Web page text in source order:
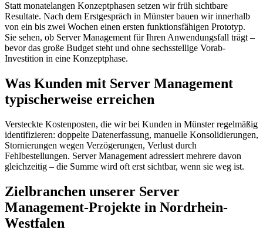
Statt monatelangen Konzeptphasen setzen wir früh sichtbare
Resultate. Nach dem Erstgespräch in Münster bauen wir innerhalb
von ein bis zwei Wochen einen ersten funktionsfähigen Prototyp.
Sie sehen, ob Server Management für Ihren Anwendungsfall trägt –
bevor das große Budget steht und ohne sechsstellige Vorab-
Investition in eine Konzeptphase.
Was Kunden mit Server Management
typischerweise erreichen
Versteckte Kostenposten, die wir bei Kunden in Münster regelmäßig
identifizieren: doppelte Datenerfassung, manuelle Konsolidierungen,
Stornierungen wegen Verzögerungen, Verlust durch
Fehlbestellungen. Server Management adressiert mehrere davon
gleichzeitig – die Summe wird oft erst sichtbar, wenn sie weg ist.
Zielbranchen unserer Server
Management-Projekte in Nordrhein-
Westfalen